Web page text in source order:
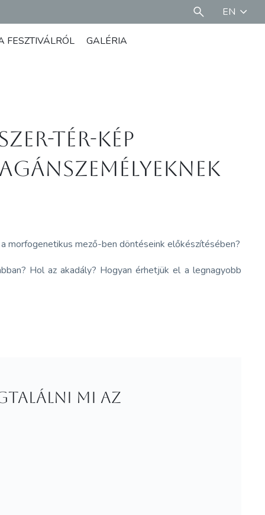
EN
FESZTIVÁLRÓL GALÉRIA
Tér-Kép
morfogenetikus mező-ben döntéseink előkészítésében?
Hol az akadály? Hogyan érhetjük el a legnagyobb
mi az